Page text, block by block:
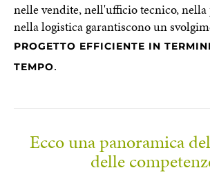
nelle vendite, nell'ufficio tecnico,
nella logistica garantiscono un
PROGETTO EFFICIENTE IN
TEMPO.
Ecco una panoramica
delle